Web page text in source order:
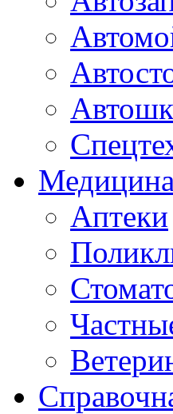
Медицина
Аптеки